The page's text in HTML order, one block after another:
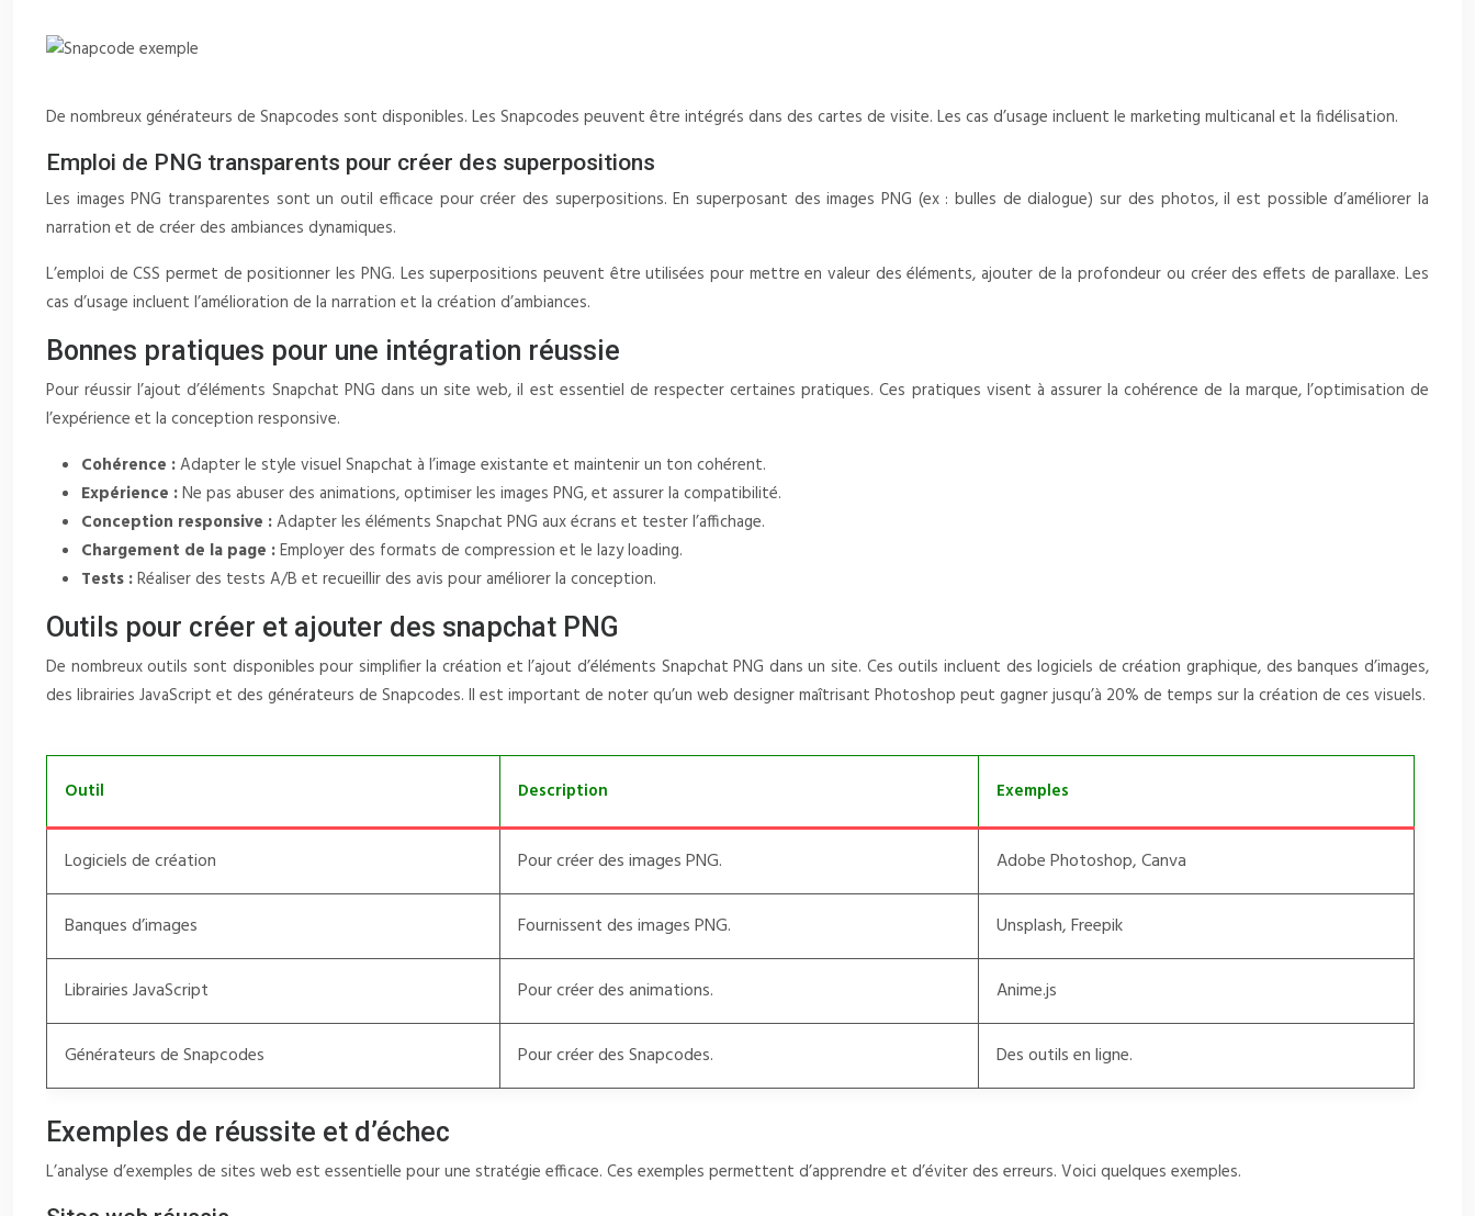
De nombreux générateurs de Snapcodes sont disponibles. Les Snapcodes peuvent être intégrés dans des cartes de visite. Les cas d’usage incluent le marketing multicanal et la fidélisation.
Emploi de PNG transparents pour créer des superpositions
Les images PNG transparentes sont un outil efficace pour créer des superpositions. En superposant des images PNG (ex : bulles de dialogue) sur des photos, il est possible d’améliorer la
narration et de créer des ambiances dynamiques.
L’emploi de CSS permet de positionner les PNG. Les superpositions peuvent être utilisées pour mettre en valeur des éléments, ajouter de la profondeur ou créer des effets de parallaxe. Les
cas d’usage incluent l’amélioration de la narration et la création d’ambiances.
Bonnes pratiques pour une intégration réussie
Pour réussir l’ajout d’éléments Snapchat PNG dans un site web, il est essentiel de respecter certaines pratiques. Ces pratiques visent à assurer la cohérence de la marque, l’optimisation de
l’expérience et la conception responsive.
Cohérence :Adapter le style visuel Snapchat à l’image existante et maintenir un ton cohérent.
Expérience :Ne pas abuser des animations, optimiser les images PNG, et assurer la compatibilité.
Conception responsive :Adapter les éléments Snapchat PNG aux écrans et tester l’affichage.
Chargement de la page :Employer des formats de compression et le lazy loading.
Tests :Réaliser des tests A/B et recueillir des avis pour améliorer la conception.
Outils pour créer et ajouter des snapchat PNG
De nombreux outils sont disponibles pour simplifier la création et l’ajout d’éléments Snapchat PNG dans un site. Ces outils incluent des logiciels de création graphique, des banques d’images,
des librairies JavaScript et des générateurs de Snapcodes. Il est important de noter qu’un web designer maîtrisant Photoshop peut gagner jusqu’à 20% de temps sur la création de ces visuels.
Outil Description Exemples
Logiciels de création Pour créer des images PNG. Adobe Photoshop, Canva
Banques d’images Fournissent des images PNG. Unsplash, Freepik
Librairies JavaScript Pour créer des animations. Anime.js
Générateurs de Snapcodes Pour créer des Snapcodes. Des outils en ligne.
Exemples de réussite et d’échec
L’analyse d’exemples de sites web est essentielle pour une stratégie efficace. Ces exemples permettent d’apprendre et d’éviter des erreurs. Voici quelques exemples.